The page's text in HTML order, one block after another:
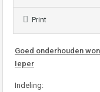
Print
Goed onderhouden
Ieper
Indeling: